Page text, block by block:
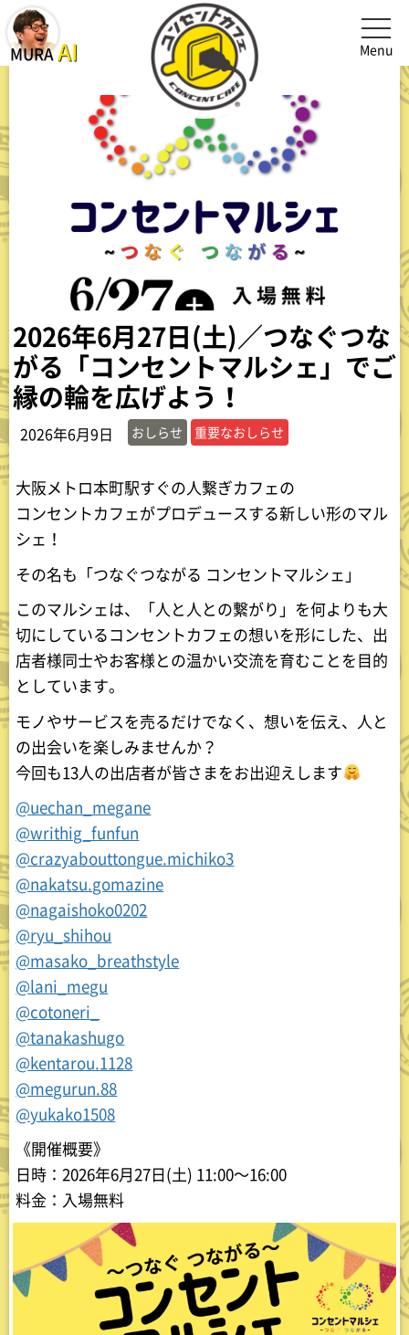
メニュ
Menu
2026年6月27日(土)／つなぐつな
がる「コンセントマルシェ」でご
縁の輪を広げよう！
2026年6月9日 おしらせ 重要なおしらせ
大阪メトロ本町駅すぐの人繋ぎカフェの
コンセントカフェがプロデュースする新しい形のマル
シェ！
その名も「つなぐつながる コンセントマルシェ」
このマルシェは、「人と人との繋がり」を何よりも大
切にしているコンセントカフェの想いを形にした、出
店者様同士やお客様との温かい交流を育むことを目的
としています。
モノやサービスを売るだけでなく、想いを伝え、人と
の出会いを楽しみませんか？
今回も13人の出店者が皆さまをお出迎えします
@uechan_megane
@writhig_funfun
@crazyabouttongue.michiko3
@nakatsu.gomazine
@nagaishoko0202
@ryu_shihou
@masako_breathstyle
@lani_megu
@cotoneri_
@tanakashugo
@kentarou.1128
@megurun.88
@yukako1508
《開催概要》
日時：2026年6月27日(土) 11:00〜16:00
料金：入場無料
MURA AI(オーナー村井AI)を起動、閉じる
MURAAI